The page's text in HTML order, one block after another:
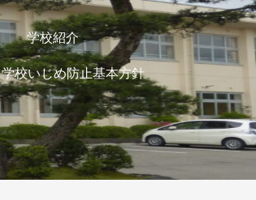
学校紹介
学校いじめ防止基本方針